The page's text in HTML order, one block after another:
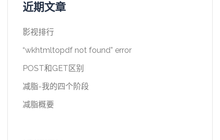
近期文章
影视排行
“wkhtmltopdf not found” error
POST和GET区别
减脂-我的四个阶段
减脂概要